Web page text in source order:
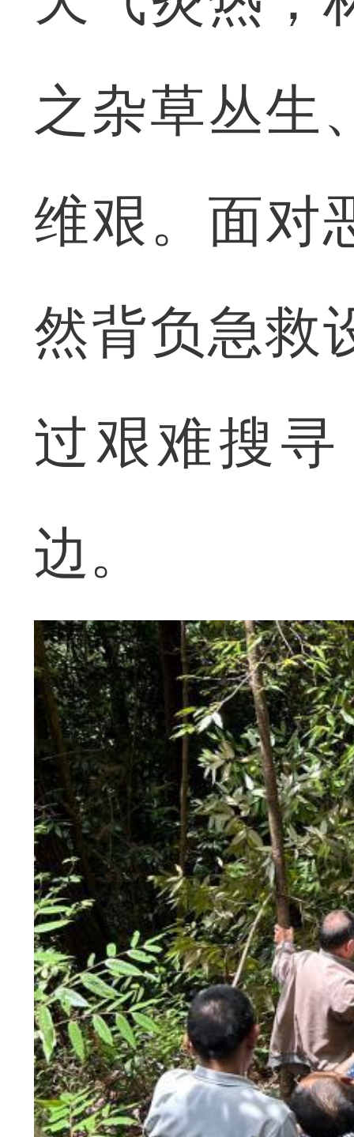
之杂草丛生
维艰。面对
然背负急救
过艰难搜
边。